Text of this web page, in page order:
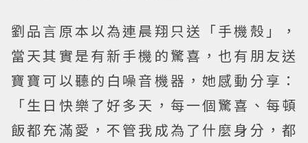
劉品言原本以為連晨翔只送「手機殼」，
當天其實是有新手機的驚喜，也有朋友送
寶寶可以聽的白噪音機器，她感動分享：
「生日快樂了好多天，每一個驚喜、每頓
飯都充滿愛，不管我成為了什麼身分，都